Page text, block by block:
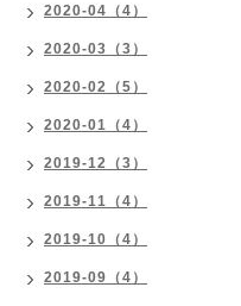
2020-04（4）
2020-03（3）
2020-02（5）
2020-01（4）
2019-12（3）
2019-11（4）
2019-10（4）
2019-09（4）